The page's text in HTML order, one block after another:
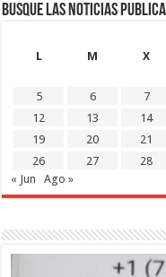
Busque las noticias
L
M X
5
6 7
12
13 14
19
20 21
26
27 28
« Jun
Ago »